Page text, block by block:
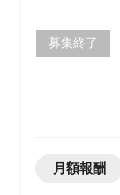
募集終了
月額報酬